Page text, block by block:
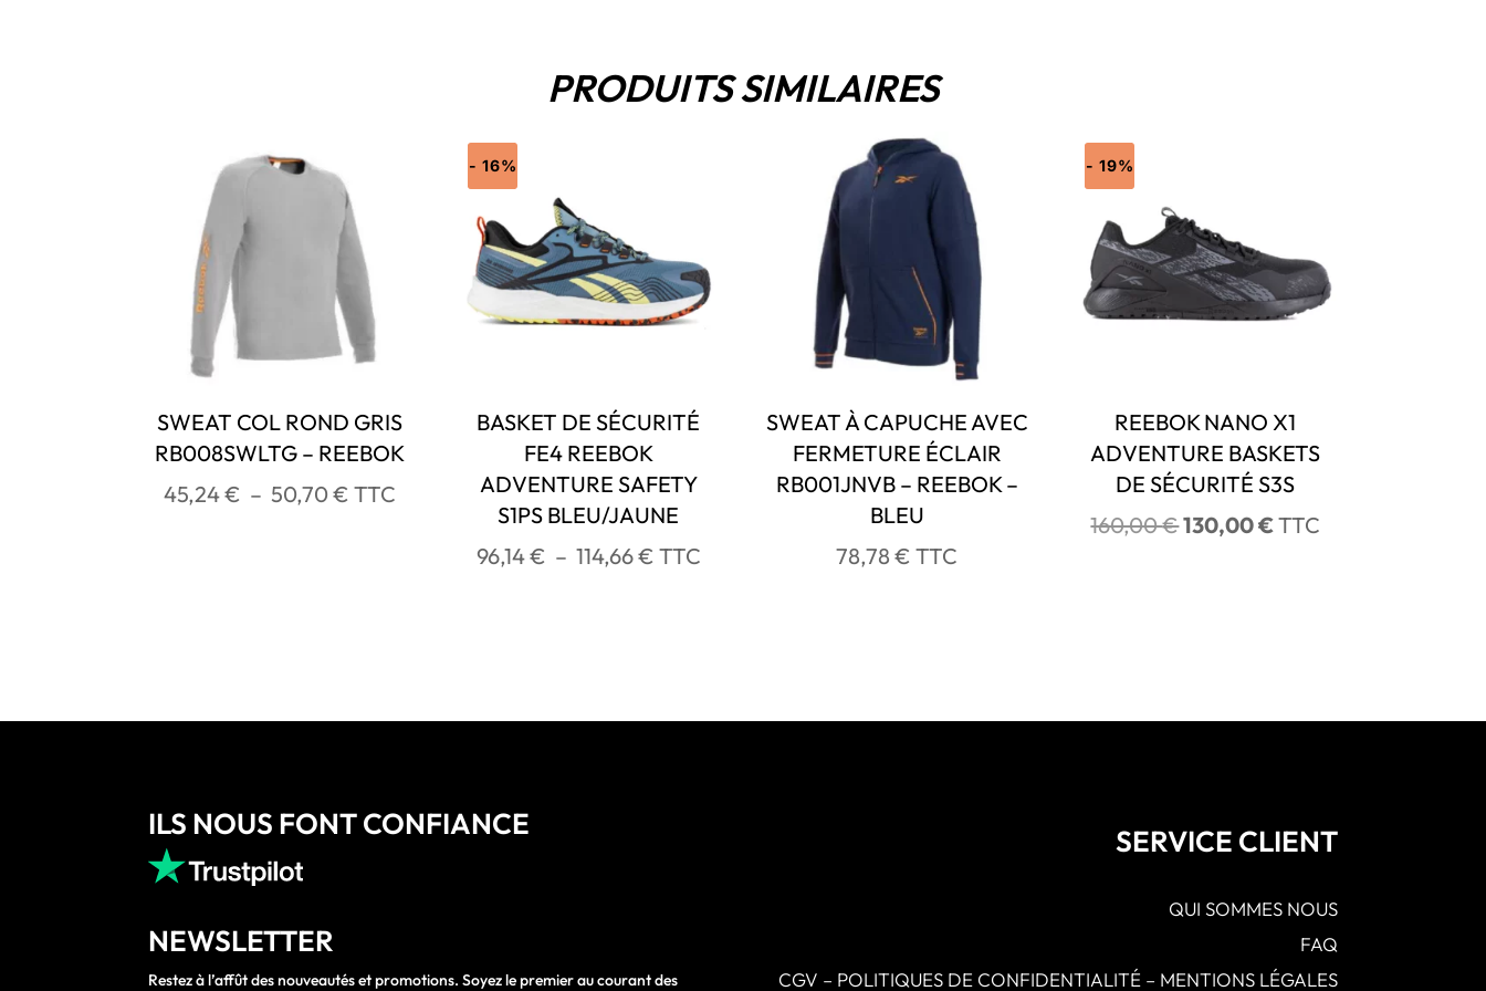
PRODUITS SIMILAIRES
SWEAT COL ROND GRIS
RB008SWLTG – REEBOK
45,24€ – 50,70€ Plage
TTC
- 16%
BASKET DE SÉCURITÉ
FE4 REEBOK
ADVENTURE SAFETY
S1PS BLEU/JAUNE
96,14€ – 114,66€ Plage
TTC
SWEAT À CAPUCHE AVEC
FERMETURE ÉCLAIR
RB001JNVB – REEBOK –
BLEU
78,78€ TTC
- 19%
REEBOK NANO X1
ADVENTURE BASKETS
DE SÉCURITÉ S3S
160,00€Le
130,00€Le
TTC
ILS NOUS FONT CONFIANCE
NEWSLETTER
Restez à l’affût des nouveautés et promotions. Soyez le premier au courant des
SERVICE CLIENT
QUI SOMMES NOUS
FAQ
CGV – POLITIQUES DE CONFIDENTIALITÉ – MENTIONS LÉGALES